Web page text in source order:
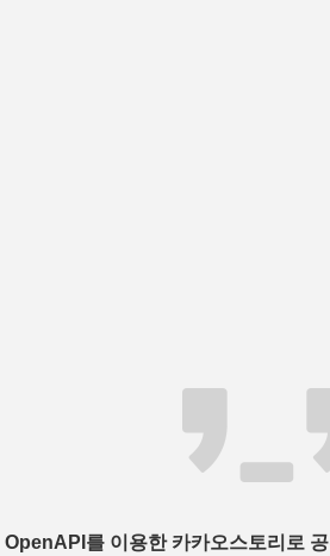
OpenAPI를 이용한 카카오스토리로